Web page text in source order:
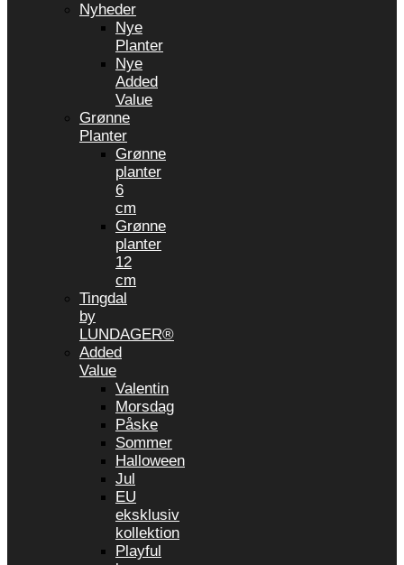
Nyheder
Nye
Planter
Nye
Added
Value
Grønne
Planter
Grønne
planter
6
cm
Grønne
planter
12
cm
Tingdal
by
LUNDAGER®
Added
Value
Valentin
Morsdag
Påske
Sommer
Halloween
Jul
EU
eksklusiv
kollektion
Playful